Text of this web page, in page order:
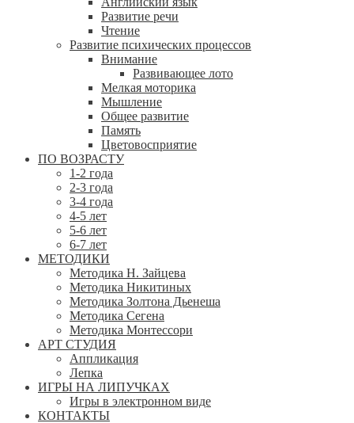
Развитие речи
Чтение
Развитие психических процессов
Внимание
Развивающее лото
Мелкая моторика
Мышление
Общее развитие
Память
Цветовосприятие
ПО ВОЗРАСТУ
1-2 года
2-3 года
3-4 года
4-5 лет
5-6 лет
6-7 лет
МЕТОДИКИ
Методика Н. Зайцева
Методика Никитиных
Методика Золтона Дьенеша
Методика Сегена
Методика Монтессори
АРТ СТУДИЯ
Аппликация
Лепка
ИГРЫ НА ЛИПУЧКАХ
Игры в электронном виде
КОНТАКТЫ